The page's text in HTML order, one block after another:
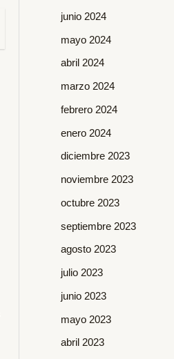
junio 2024
mayo 2024
abril 2024
marzo 2024
febrero 2024
enero 2024
diciembre 2023
noviembre 2023
octubre 2023
septiembre 2023
agosto 2023
julio 2023
junio 2023
mayo 2023
abril 2023